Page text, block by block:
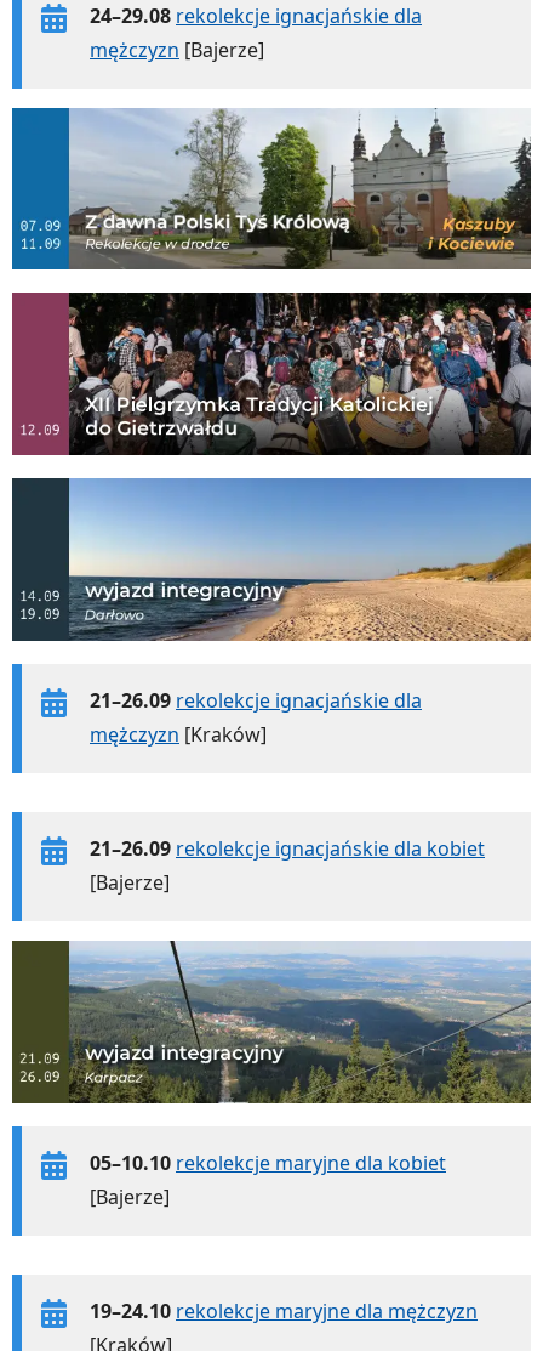
24–29.08 rekolekcje ignacjańskie dla
mężczyzn [Bajerze]
21–26.09 rekolekcje ignacjańskie dla
mężczyzn [Kraków]
21–26.09 rekolekcje ignacjańskie dla kobiet
[Bajerze]
05–10.10 rekolekcje maryjne dla kobiet
[Bajerze]
19–24.10 rekolekcje maryjne dla mężczyzn
[Kraków]